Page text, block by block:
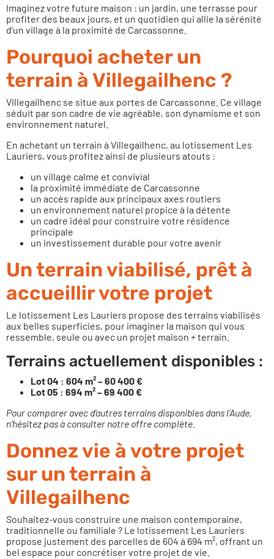
Imaginez votre future maison : un jardin, une terrasse pour
profiter des beaux jours, et un quotidien qui allie la sérénité
d’un village à la proximité de Carcassonne.
Pourquoi acheter un
terrain à Villegailhenc ?
Villegailhenc se situe aux portes de Carcassonne. Ce village
séduit par son cadre de vie agréable, son dynamisme et son
environnement naturel.
En achetant un terrain à Villegailhenc, au lotissement Les
Lauriers, vous profitez ainsi de plusieurs atouts :
un village calme et convivial
la proximité immédiate de Carcassonne
un accès rapide aux principaux axes routiers
un environnement naturel propice à la détente
un cadre idéal pour construire votre résidence
principale
un investissement durable pour votre avenir
Un terrain viabilisé, prêt à
accueillir votre projet
Le lotissement Les Lauriers propose des terrains viabilisés
aux belles superficies, pour imaginer la maison qui vous
ressemble, seule ou avec un projet maison + terrain
Terrains actuellement disponibles :
Lot 04 : 604 m² – 60 400 €
Lot 05 : 694 m² – 69 400 €
Pour comparer avec d’autres terrains disponibles dans l’Aude,
n’hésitez pas à consulter notre offre complète.
Donnez vie à votre projet
sur un terrain à
Villegailhenc
Souhaitez-vous construire une maison contemporaine,
traditionnelle ou familiale ? Le lotissement Les Lauriers
propose justement des parcelles de 604 à 694 m², offrant un
bel espace pour concrétiser votre projet de vie.